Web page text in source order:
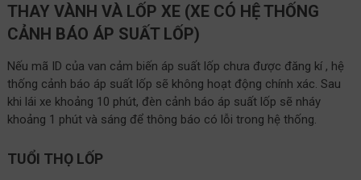
THAY VÀNH VÀ LỐP XE (XE CÓ HỆ THỐNG
CẢNH BÁO ÁP SUẤT LỐP)
Nếu mã ID của van cảm biến áp suất lốp chưa được đăng kí , hệ
thống cảnh báo áp suất lốp sẽ không hoạt động chính xác. Sau
khi lái xe khoảng 10 phút, đèn cảnh báo áp suất lốp sẽ nháy
khoảng 1 phút và sáng để thông báo có lỗi trong hệ thống.
TUỔI THỌ LỐP